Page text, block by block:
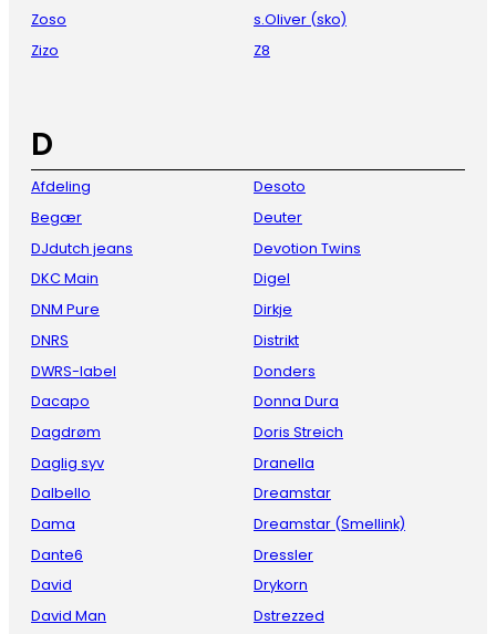
Zoso
Zizo
s.Oliver (sko)
Z8
D
Afdeling
Begær
DJdutch jeans
DKC Main
DNM Pure
DNRS
DWRS-label
Dacapo
Dagdrøm
Daglig syv
Dalbello
Dama
Dante6
David
David Man
Desoto
Deuter
Devotion Twins
Digel
Dirkje
Distrikt
Donders
Donna Dura
Doris Streich
Dranella
Dreamstar
Dreamstar (Smellink)
Dressler
Drykorn
Dstrezzed